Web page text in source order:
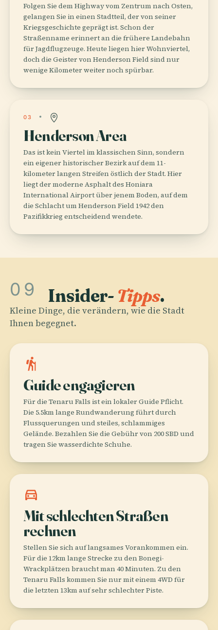
Folgen Sie dem Highway vom Zentrum nach Osten,
gelangen Sie in einen Stadtteil, der von seiner
Kriegsgeschichte geprägt ist. Schon der
Straßenname erinnert an die frühere Landebahn
für Jagdflugzeuge. Heute liegen hier Wohnviertel,
doch die Geister von Henderson Field sind nur
wenige Kilometer weiter noch spürbar.
03
Henderson Area
Das ist kein Viertel im klassischen Sinn, sondern
ein eigener historischer Bezirk auf dem 11-
kilometer langen Streifen östlich der Stadt. Hier
liegt der moderne Asphalt des Honiara
International Airport über jenem Boden, auf dem
die Schlacht um Henderson Field 1942 den
Pazifikkrieg entscheidend wendete.
09 Insider- Tipps.
Kleine Dinge, die verändern, wie die Stadt
Ihnen begegnet.
hiking
Guide engagieren
Für die Tenaru Falls ist ein lokaler Guide Pflicht.
Die 5.5km lange Rundwanderung führt durch
Flussquerungen und steiles, schlammiges
Gelände. Bezahlen Sie die Gebühr von 200 SBD und
tragen Sie wasserdichte Schuhe.
directions_car
Mit schlechten Straßen
rechnen
Stellen Sie sich auf langsames Vorankommen ein.
Für die 12km lange Strecke zu den Bonegi-
Wrackplätzen braucht man 40 Minuten. Zu den
Tenaru Falls kommen Sie nur mit einem 4WD für
die letzten 13km auf sehr schlechter Piste.